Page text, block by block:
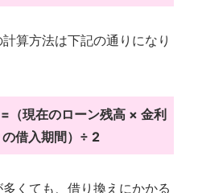
算方法は下記の通りになり
（現在のローン残高 × 金利
借入期間）÷ 2
くても、借り換えにかかる